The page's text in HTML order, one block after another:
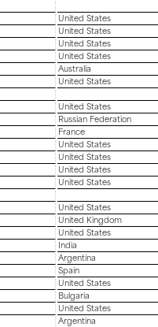
United States
United States
United States
United States
Australia
United States
United States
Russian Federation
France
United States
United States
United States
United States
United States
United Kingdom
United States
India
Argentina
Spain
United States
Bulgaria
United States
Argentina